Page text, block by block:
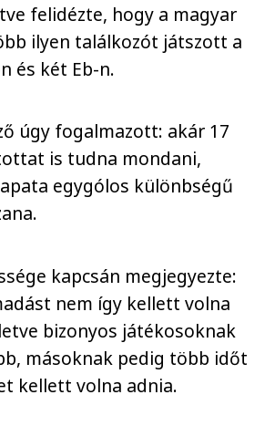
felidézte, hogy a magyar
ilyen találkozót játszott a
és két Eb-n.
úgy fogalmazott: akár 17
is tudna mondani,
egygólos különbségű
kapcsán megjegyezte:
nem így kellett volna
bizonyos játékosoknak
másoknak pedig több időt
kellett volna adnia.